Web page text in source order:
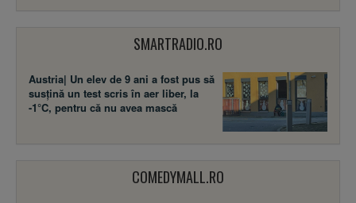
SMARTRADIO.RO
Austria| Un elev de 9 ani a fost pus să
susţină un test scris în aer liber, la
-1°C, pentru că nu avea mască
COMEDYMALL.RO